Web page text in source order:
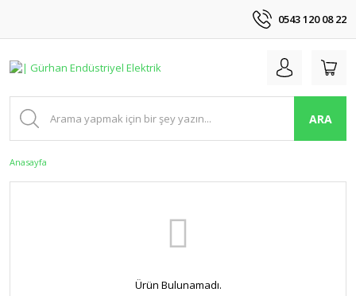
0543 120 08 22
ARA
Anasayfa
Ürün Bulunamadı.